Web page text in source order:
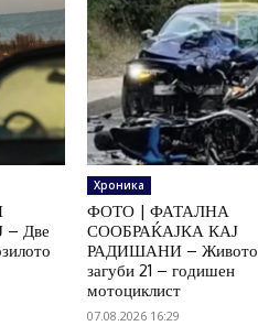
Две
Хроника
ФОТО | ФАТАЛНА
СООБРАЌАЈКА КАЈ
РАДИШАНИ –
загуби 21 – годишен
мотоциклист
07.08.2026 16:29